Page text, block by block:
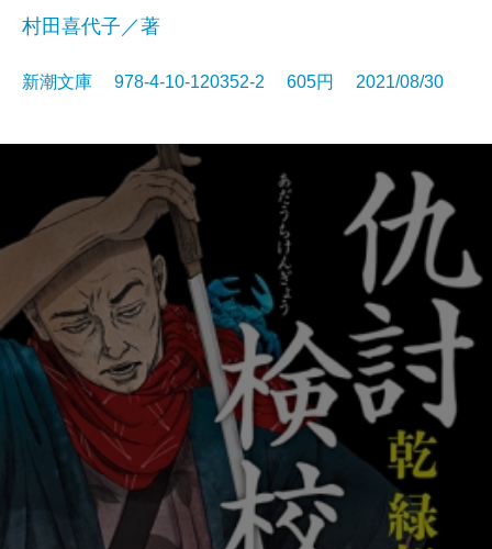
村田喜代子／著
新潮文庫 978-4-10-120352-2 605円 2021/08/30